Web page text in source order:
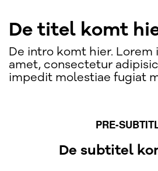
De titel komt
De intro komt hier. Lorem
amet, consectetur
impedit molestiae fugiat
PRE-
De subtitel